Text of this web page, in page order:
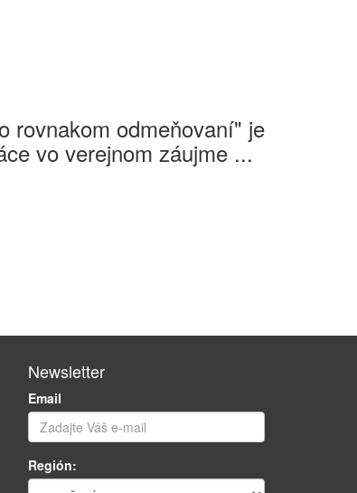
rovnakom odmeňovaní" je
vo verejnom záujme ...
Newsletter
Email
Región: